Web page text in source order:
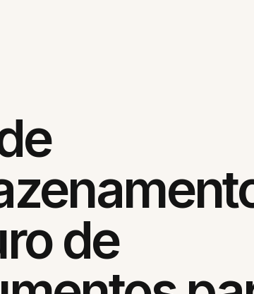
de